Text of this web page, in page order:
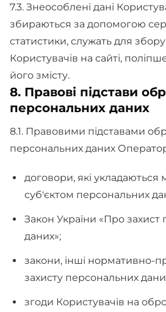
7.3. Знеособлені дані
збираються за допомогою
статистики, служать для збору
Користувачів на сайті,
його змісту.
8. Правові підстави
персональних даних
8.1. Правовими підставами
персональних даних
договори, які
суб'єктом персональних
Закон України «Про захист
даних»;
закони, інші нормативно-
захисту персональних
згоди Користувачів на